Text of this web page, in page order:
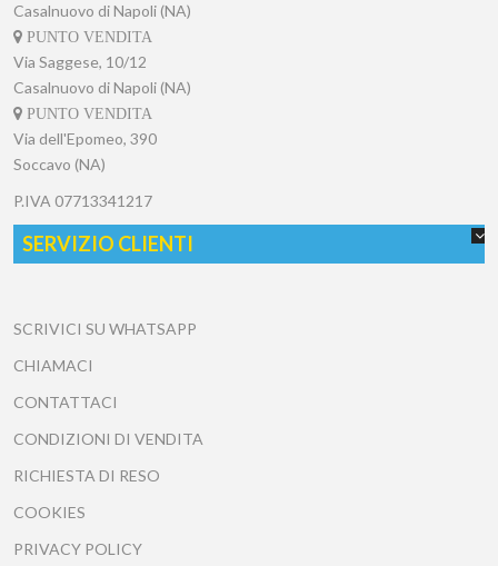
Casalnuovo di Napoli (NA)
PUNTO VENDITA
Via Saggese, 10/12
Casalnuovo di Napoli (NA)
PUNTO VENDITA
Via dell'Epomeo, 390
Soccavo (NA)
P.IVA 07713341217
SERVIZIO CLIENTI
SCRIVICI SU WHATSAPP
CHIAMACI
CONTATTACI
CONDIZIONI DI VENDITA
RICHIESTA DI RESO
COOKIES
PRIVACY POLICY